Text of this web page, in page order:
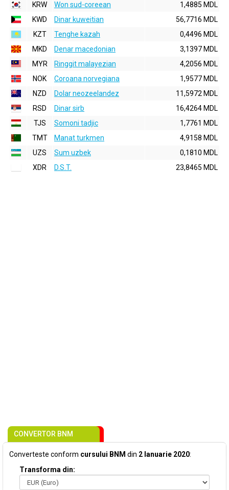
KRW
Won sud-coreean
1,4885 MDL
KWD
Dinar kuweitian
56,7716 MDL
KZT
Tenghe kazah
0,4496 MDL
MKD
Denar macedonian
3,1397 MDL
MYR
Ringgit malayezian
4,2056 MDL
NOK
Coroana norvegiana
1,9577 MDL
NZD
Dolar neozeelandez
11,5972 MDL
RSD
Dinar sirb
16,4264 MDL
TJS
Somoni tadjic
1,7761 MDL
TMT
Manat turkmen
4,9158 MDL
UZS
Sum uzbek
0,1810 MDL
XDR
D.S.T. 23,8465 MDL
CONVERTOR BNM
Converteste conform cursului BNM din 2 Ianuarie 2020:
Transforma din: